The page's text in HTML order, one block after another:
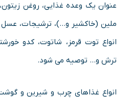
عنوان یک وعده غذایی، روغن
ملین (خاکشیر و…)، ترشیجات، عسل
انواع توت قرمز، شاتوت، کدو
ترش و… توصیه می شود.
انواع غذاهای چرب و شیرین و